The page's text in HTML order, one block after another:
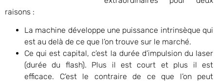
raisons :
La machine développe une puissance intrinsèque qui
est au delà de ce que l’on trouve sur le marché.
Ce qui est capital, c’est la durée d’impulsion du laser
(durée du flash). Plus il est court et plus il est
efficace. C’est le contraire de ce que l’on peut